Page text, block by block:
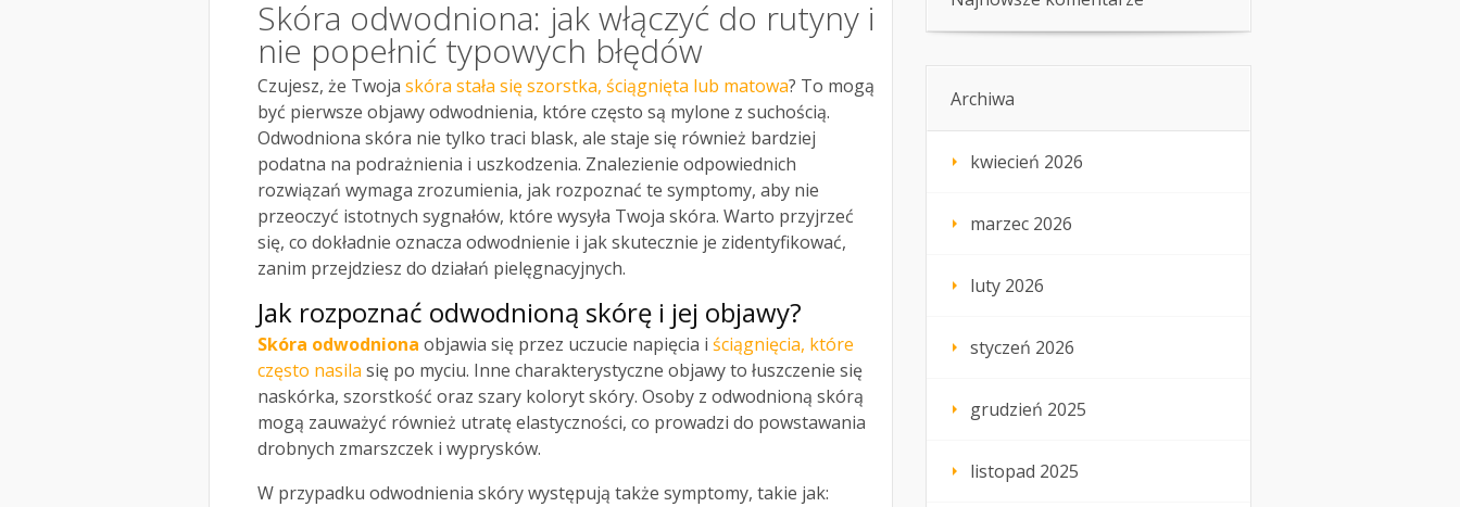
Skóra odwodniona: jak włączyć do rutyny i
nie popełnić typowych błędów
Czujesz, że Twoja skóra stała się szorstka, ściągnięta lub matowa? To mogą
być pierwsze objawy odwodnienia, które często są mylone z suchością.
Odwodniona skóra nie tylko traci blask, ale staje się również bardziej
podatna na podrażnienia i uszkodzenia. Znalezienie odpowiednich
rozwiązań wymaga zrozumienia, jak rozpoznać te symptomy, aby nie
przeoczyć istotnych sygnałów, które wysyła Twoja skóra. Warto przyjrzeć
się, co dokładnie oznacza odwodnienie i jak skutecznie je zidentyfikować,
zanim przejdziesz do działań pielęgnacyjnych.
Jak rozpoznać odwodnioną skórę i jej objawy?
Skóra odwodniona objawia się przez uczucie napięcia i ściągnięcia, które
często nasila się po myciu. Inne charakterystyczne objawy to łuszczenie się
naskórka, szorstkość oraz szary koloryt skóry. Osoby z odwodnioną skórą
mogą zauważyć również utratę elastyczności, co prowadzi do powstawania
drobnych zmarszczek i wyprysków.
W przypadku odwodnienia skóry występują także symptomy, takie jak:
Archiwa
kwiecień 2026
marzec 2026
luty 2026
styczeń 2026
grudzień 2025
listopad 2025